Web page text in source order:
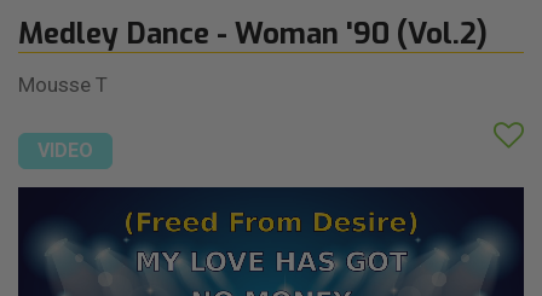
Medley Dance - Woman '90 (Vol.2)
Mousse T
VIDEO